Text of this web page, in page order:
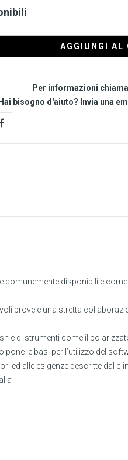
AGGIUNGI AL
Per informazioni
bisogno d'aiuto? Invia una
disponibili e
prove e una stretta
e di strumenti come il
le basi per l’utilizzo del
alle esigenze descritte dal